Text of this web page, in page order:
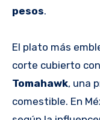
pesos.
El plato más
corte cubierto
Tomahawk, una
comestible. En